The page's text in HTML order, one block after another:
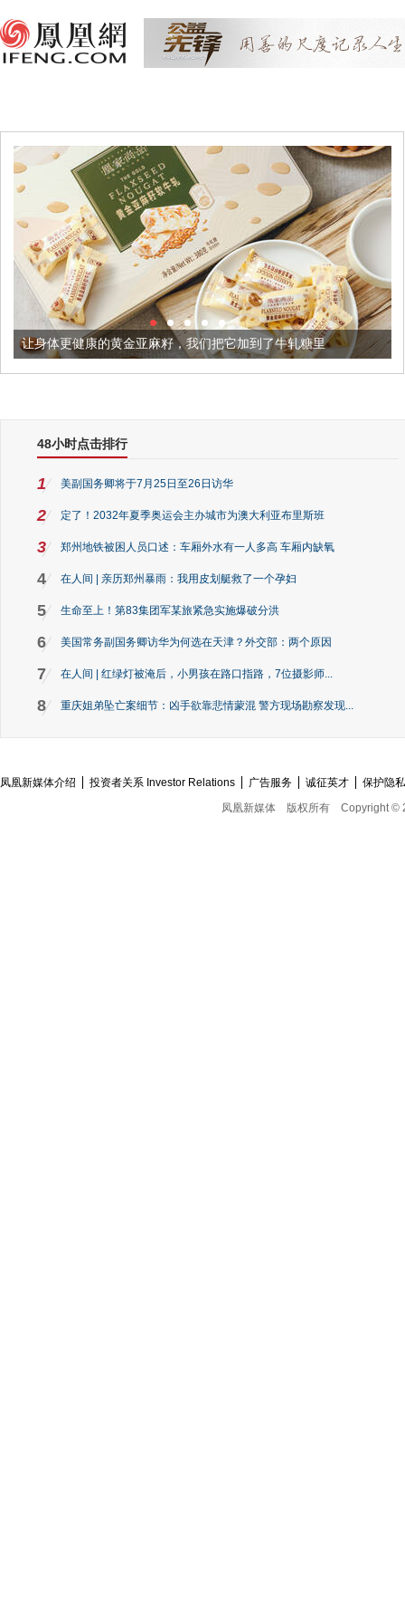
黄金亚麻籽，我们把它加到了牛轧糖里 被列入佛家七宝的
48小时点击排行
1 美副国务卿将于7月25日至26日访华
2 定了！2032年夏季奥运会主办城市为澳大利亚布里斯班
3 郑州地铁被困人员口述：车厢外水有一人多高 车厢内缺氧
4 在人间 | 亲历郑州暴雨：我用皮划艇救了一个孕妇
5 生命至上！第83集团军某旅紧急实施爆破分洪
6 美国常务副国务卿访华为何选在天津？外交部：两个原因
7 在人间 | 红绿灯被淹后，小男孩在路口指路，7位摄影师...
8 重庆姐弟坠亡案细节：凶手欲靠悲情蒙混 警方现场勘察发现...
凤凰新媒体介绍 投资者关系 Investor Relations 广告服务 诚征英才
保护隐
凤凰新媒体
版权所有 Copyright ©